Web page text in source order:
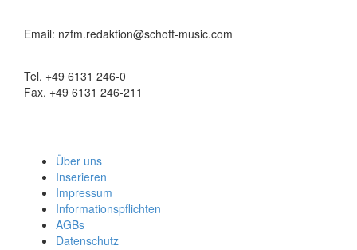
Email: nzfm.redaktion@schott-music.com
Tel. +49 6131 246-0
Fax. +49 6131 246-211
Über uns
Inserieren
Impressum
Informationspflichten
AGBs
Datenschutz